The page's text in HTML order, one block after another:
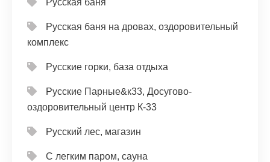
Русская баня
Русская баня на дровах, оздоровительный
комплекс
Русские горки, база отдыха
Русские Парные&к33, Досугово-
оздоровительный центр К-33
Русский лес, магазин
С легким паром, сауна